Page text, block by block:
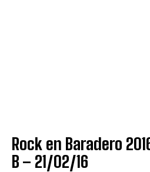
Rock en Baradero
B – 21/02/16